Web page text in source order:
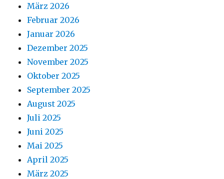
März 2026
Februar 2026
Januar 2026
Dezember 2025
November 2025
Oktober 2025
September 2025
August 2025
Juli 2025
Juni 2025
Mai 2025
April 2025
März 2025